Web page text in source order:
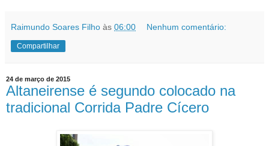
Raimundo Soares Filho às 06:00 Nenhum comentário:
Compartilhar
24 de março de 2015
Altaneirense é segundo colocado na
tradicional Corrida Padre Cícero